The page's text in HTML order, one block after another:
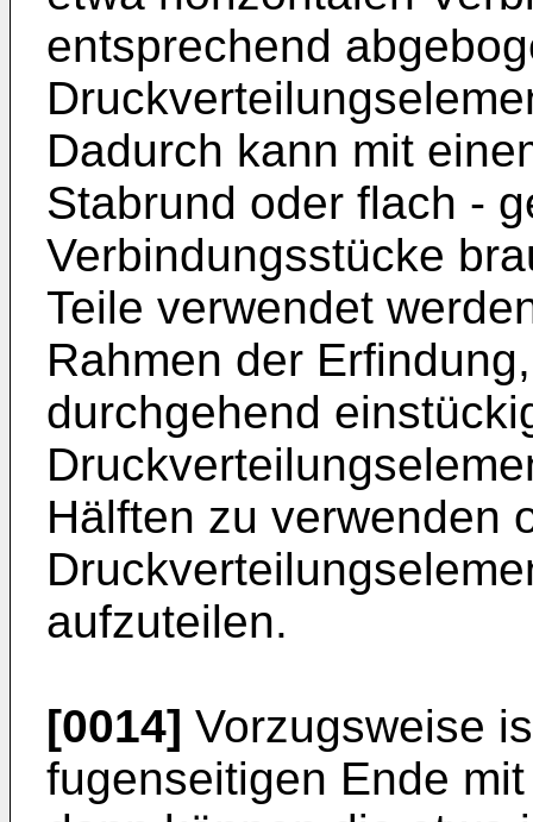
entsprechend
Dadurch kann mit
Stabrund oder flach -
Verbindungsstücke
Teile verwendet
Rahmen der
durchgehend
Hälften zu verwenden
aufzuteilen.
[0014] Vorzugsweise
fugenseitigen Ende